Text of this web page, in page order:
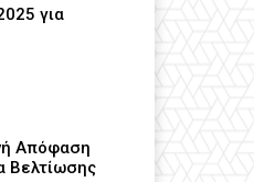
για
Απόφαση
Βελτίωσης